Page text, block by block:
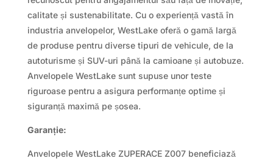
calitate și sustenabilitate. Cu o experiență vastă în
industria anvelopelor, WestLake oferă o gamă largă
de produse pentru diverse tipuri de vehicule, de la
autoturisme și SUV-uri până la camioane și autobuze.
Anvelopele WestLake sunt supuse unor teste
riguroase pentru a asigura performanțe optime și
siguranță maximă pe șosea.
Garanție:
Anvelopele WestLake ZUPERACE Z007 beneficiază